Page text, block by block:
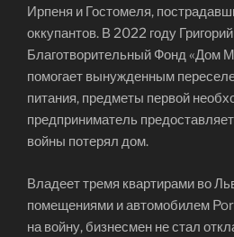
Ирпеня и Гостомеля,
оккупантов. В 2022 году
Благотворительный Фонд «Дом
помогает вынужденным
питания, предметы первой
предприниматель
войны потерял дом.
Владеет тремя квартирами во
помещениями и автомобилем
на войну, бизнесмен не стал